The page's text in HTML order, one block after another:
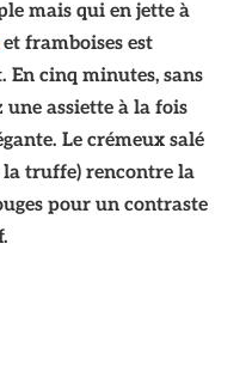
mais qui en jette à
et framboises est
En cinq minutes, sans
une assiette à la fois
Le crémeux salé
la truffe) rencontre la
pour un contraste